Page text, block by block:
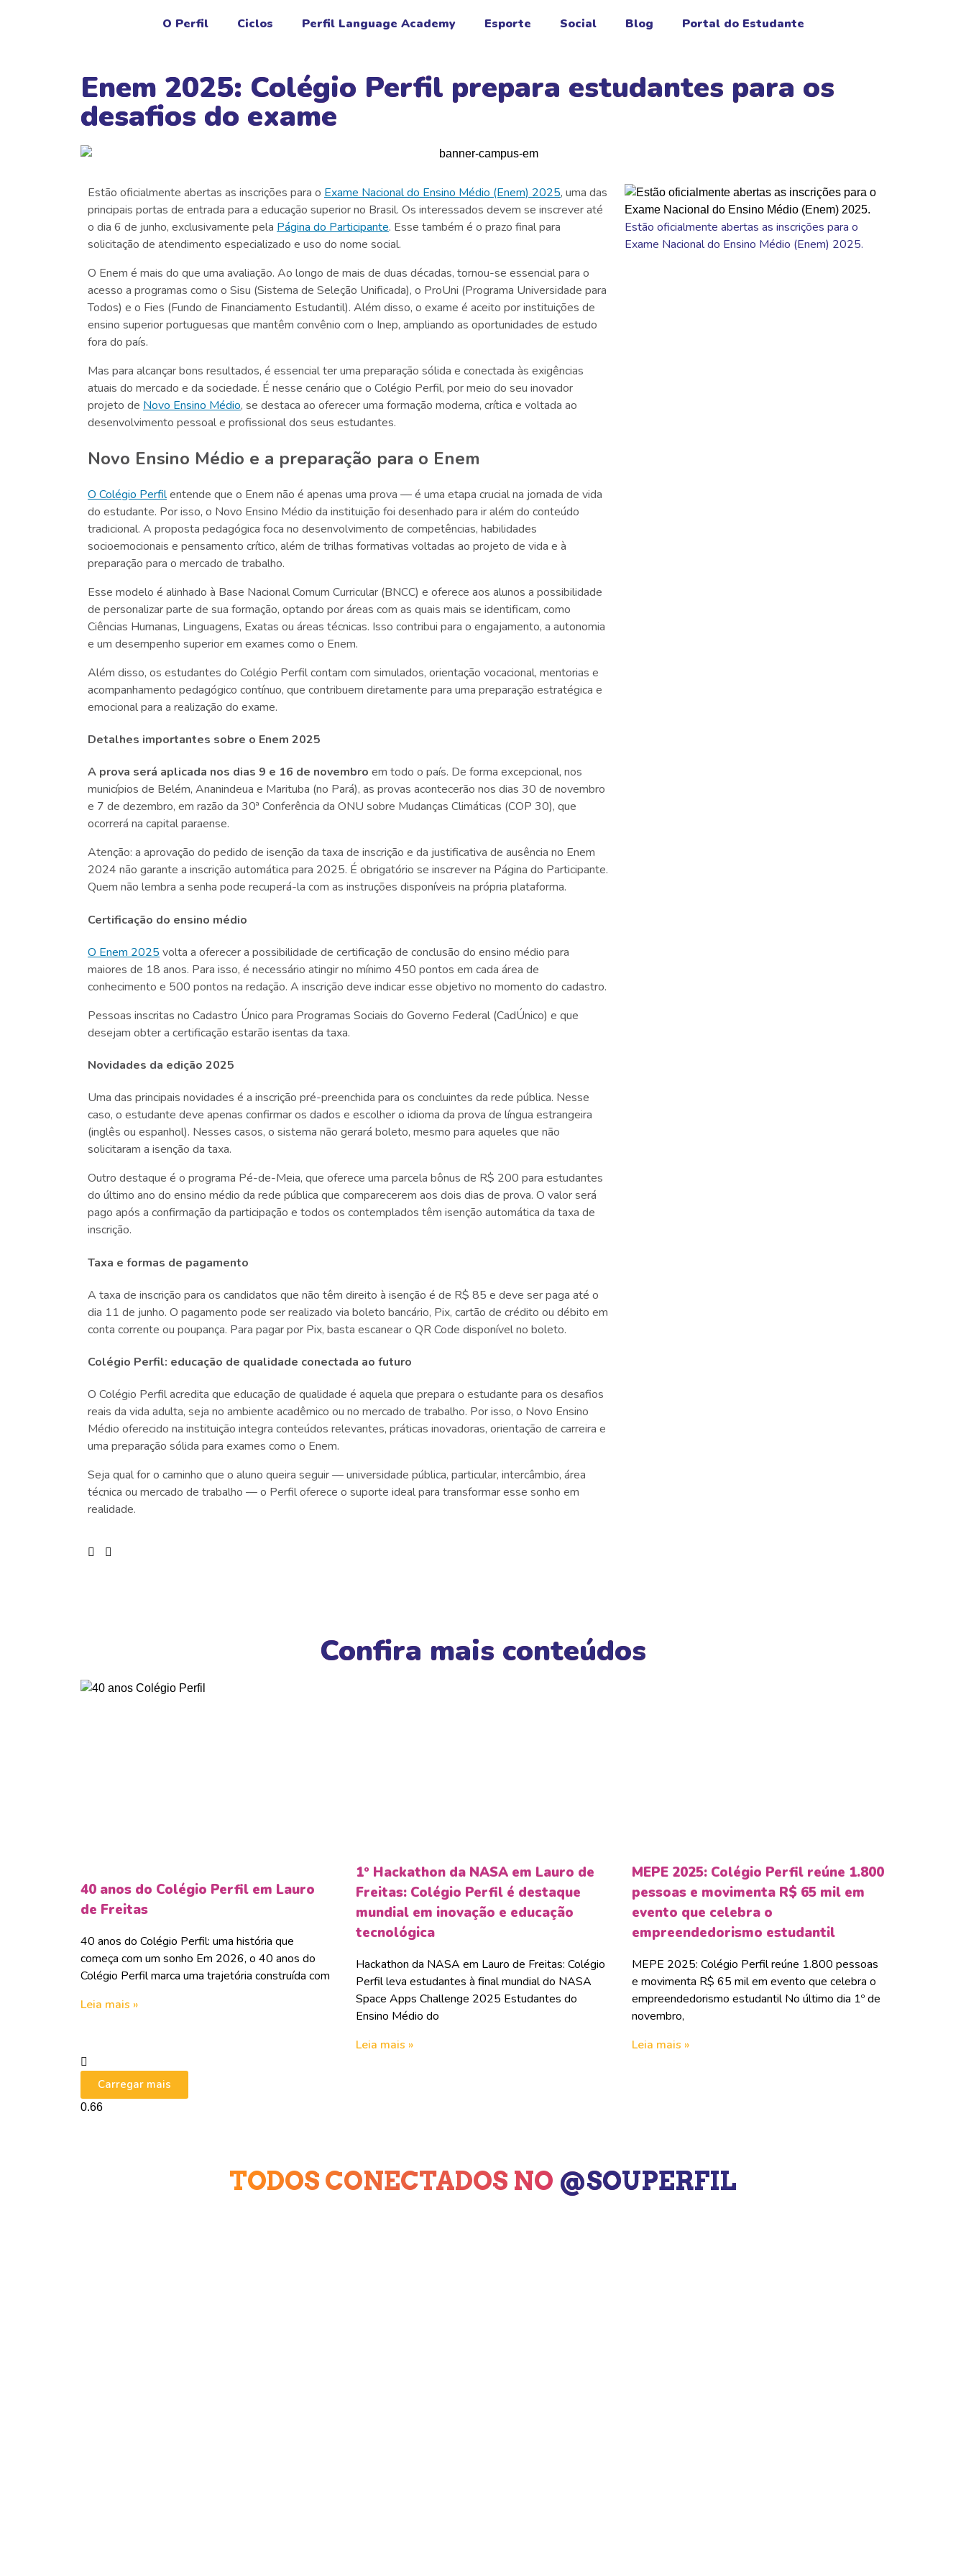
O Perfil Ciclos Perfil Language Academy Esporte Social Blog Portal do Estudante
Enem 2025: Colégio Perfil prepara estudantes para os
desafios do exame
Estão oficialmente abertas as inscrições para o Exame Nacional do Ensino Médio (Enem) 2025, uma das
principais portas de entrada para a educação superior no Brasil. Os interessados devem se inscrever até
o dia 6 de junho, exclusivamente pela Página do Participante. Esse também é o prazo final para
solicitação de atendimento especializado e uso do nome social.
O Enem é mais do que uma avaliação. Ao longo de mais de duas décadas, tornou-se essencial para o
acesso a programas como o Sisu (Sistema de Seleção Unificada), o ProUni (Programa Universidade para
Todos) e o Fies (Fundo de Financiamento Estudantil). Além disso, o exame é aceito por instituições de
ensino superior portuguesas que mantêm convênio com o Inep, ampliando as oportunidades de estudo
fora do país.
Mas para alcançar bons resultados, é essencial ter uma preparação sólida e conectada às exigências
atuais do mercado e da sociedade. É nesse cenário que o Colégio Perfil, por meio do seu inovador
projeto de Novo Ensino Médio, se destaca ao oferecer uma formação moderna, crítica e voltada ao
desenvolvimento pessoal e profissional dos seus estudantes.
Novo Ensino Médio e a preparação para o Enem
O Colégio Perfilentende que o Enem não é apenas uma prova — é uma etapa crucial na jornada de vida
do estudante. Por isso, o Novo Ensino Médio da instituição foi desenhado para ir além do conteúdo
tradicional. A proposta pedagógica foca no desenvolvimento de competências, habilidades
socioemocionais e pensamento crítico, além de trilhas formativas voltadas ao projeto de vida e à
preparação para o mercado de trabalho.
Esse modelo é alinhado à Base Nacional Comum Curricular (BNCC) e oferece aos alunos a possibilidade
de personalizar parte de sua formação, optando por áreas com as quais mais se identificam, como
Ciências Humanas, Linguagens, Exatas ou áreas técnicas. Isso contribui para o engajamento, a autonomia
e um desempenho superior em exames como o Enem.
Além disso, os estudantes do Colégio Perfil contam com simulados, orientação vocacional, mentorias e
acompanhamento pedagógico contínuo, que contribuem diretamente para uma preparação estratégica e
emocional para a realização do exame.
Detalhes importantes sobre o Enem 2025
A prova será aplicada nos dias 9 e 16 de novembro em todo o país. De forma excepcional, nos
municípios de Belém, Ananindeua e Marituba (no Pará), as provas acontecerão nos dias 30 de novembro
e 7 de dezembro, em razão da 30ª Conferência da ONU sobre Mudanças Climáticas (COP 30), que
ocorrerá na capital paraense.
Atenção: a aprovação do pedido de isenção da taxa de inscrição e da justificativa de ausência no Enem
2024 não garante a inscrição automática para 2025. É obrigatório se inscrever na Página do Participante.
Quem não lembra a senha pode recuperá-la com as instruções disponíveis na própria plataforma.
Certificação do ensino médio
O Enem 2025 volta a oferecer a possibilidade de certificação de conclusão do ensino médio para
maiores de 18 anos. Para isso, é necessário atingir no mínimo 450 pontos em cada área de
conhecimento e 500 pontos na redação. A inscrição deve indicar esse objetivo no momento do cadastro.
Pessoas inscritas no Cadastro Único para Programas Sociais do Governo Federal (CadÚnico) e que
desejam obter a certificação estarão isentas da taxa.
Novidades da edição 2025
Uma das principais novidades é a inscrição pré-preenchida para os concluintes da rede pública. Nesse
caso, o estudante deve apenas confirmar os dados e escolher o idioma da prova de língua estrangeira
(inglês ou espanhol). Nesses casos, o sistema não gerará boleto, mesmo para aqueles que não
solicitaram a isenção da taxa.
Outro destaque é o programa Pé-de-Meia, que oferece uma parcela bônus de R$ 200 para estudantes
do último ano do ensino médio da rede pública que comparecerem aos dois dias de prova. O valor será
pago após a confirmação da participação e todos os contemplados têm isenção automática da taxa de
inscrição.
Taxa e formas de pagamento
A taxa de inscrição para os candidatos que não têm direito à isenção é de R$ 85 e deve ser paga até o
dia 11 de junho. O pagamento pode ser realizado via boleto bancário, Pix, cartão de crédito ou débito em
conta corrente ou poupança. Para pagar por Pix, basta escanear o QR Code disponível no boleto.
Colégio Perfil: educação de qualidade conectada ao futuro
O Colégio Perfil acredita que educação de qualidade é aquela que prepara o estudante para os desafios
reais da vida adulta, seja no ambiente acadêmico ou no mercado de trabalho. Por isso, o Novo Ensino
Médio oferecido na instituição integra conteúdos relevantes, práticas inovadoras, orientação de carreira e
uma preparação sólida para exames como o Enem.
Seja qual for o caminho que o aluno queira seguir — universidade pública, particular, intercâmbio, área
técnica ou mercado de trabalho — o Perfil oferece o suporte ideal para transformar esse sonho em
realidade.
Estão oficialmente abertas as inscrições para o
Exame Nacional do Ensino Médio (Enem) 2025.
Confira mais conteúdos
40 anos do Colégio Perfil em Lauro
de Freitas
40 anos do Colégio Perfil: uma história que
começa com um sonho Em 2026, o 40 anos do
Colégio Perfil marca uma trajetória construída com
Leia mais »
1º Hackathon da NASA em Lauro de
Freitas: Colégio Perfil é destaque
mundial em inovação e educação
tecnológica
Hackathon da NASA em Lauro de Freitas: Colégio
Perfil leva estudantes à final mundial do NASA
Space Apps Challenge 2025 Estudantes do
Ensino Médio do
Leia mais »
MEPE 2025: Colégio Perfil reúne 1.800
pessoas e movimenta R$ 65 mil em
evento que celebra o
empreendedorismo estudantil
MEPE 2025: Colégio Perfil reúne 1.800 pessoas
e movimenta R$ 65 mil em evento que celebra o
empreendedorismo estudantil No último dia 1º de
novembro,
Leia mais »
Carregar mais
TODOS CONECTADOS NO @SOUPERFIL